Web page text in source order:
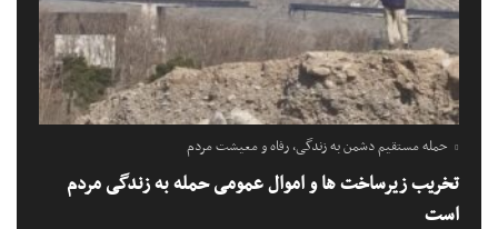
حمله مستقیم دشمن به زندگی، رفاه و معیشت مردم
تخریب زیرساخت ها و اموال عمومی حمله به زندگی مردم
است